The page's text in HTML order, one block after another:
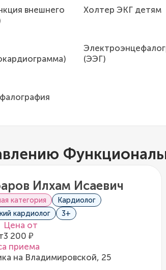
внешнего
Холтер ЭКГ детям
(ЭЭГ)
Илхам Исаевич
категория
Кардиолог
кардиолог
3+
Цена от
3 200 ₽
приема
на Владимировской, 25